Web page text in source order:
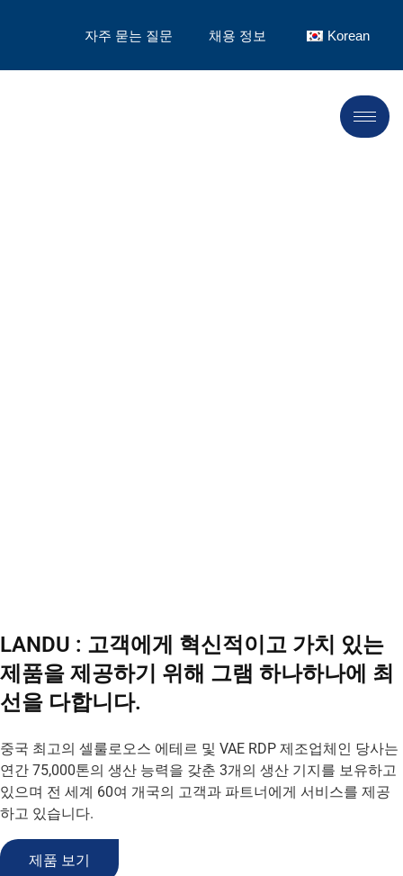
자주 묻는 질문 채용 정보 Korean
LANDU : 고객에게 혁신적이고 가치 있는
제품을 제공하기 위해 그램 하나하나에 최
선을 다합니다.
중국 최고의 셀룰로오스 에테르 및 VAE RDP 제조업체인 당사는
연간 75,000톤의 생산 능력을 갖춘 3개의 생산 기지를 보유하고
있으며 전 세계 60여 개국의 고객과 파트너에게 서비스를 제공
하고 있습니다.
제품 보기